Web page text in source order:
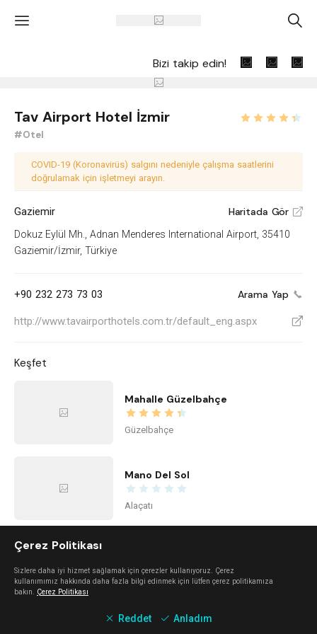
' A
Bizi takip edin!
Tav Airport Hotel İzmir
#Otel
COVID-19 (Koronavirüs) salgını nedeniyle çalışma saatlerini
doğrulamak için işletmeyi arayın.
Gaziemir Haritada Gör V
Dokuz Eylül Mh., Adnan Menderes International Airport, 35410
Gaziemir/İzmir, Türkiye
+90 232 273 73 03 Arama Yap
http://www.tavairporthotels.com.tr/default_eng.aspx V
Keşfet
Mahalle Güzelbahçe
Güzelbahçe
Mano Del Sol
Alaçatı
Urla
Çerez Politikası
Sizlere daha iyi hizmet sağlamak için çerezler kullanıyoruz. Çerez
kullanımımız hakkında daha fazla bilgi edinmek için lütfen çerez politikamıza
bakın. Çerez Politikası
Reddet Anladım